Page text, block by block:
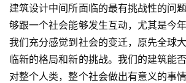
建筑设计中间所面临的最有挑战性的问
够跟一个社会能够发生互动，尤其是今
我们充分感觉到社会的变迁，原先全球
临新的格局和新的挑战。我们的建筑能
对整个人类，整个社会做出有意义的事